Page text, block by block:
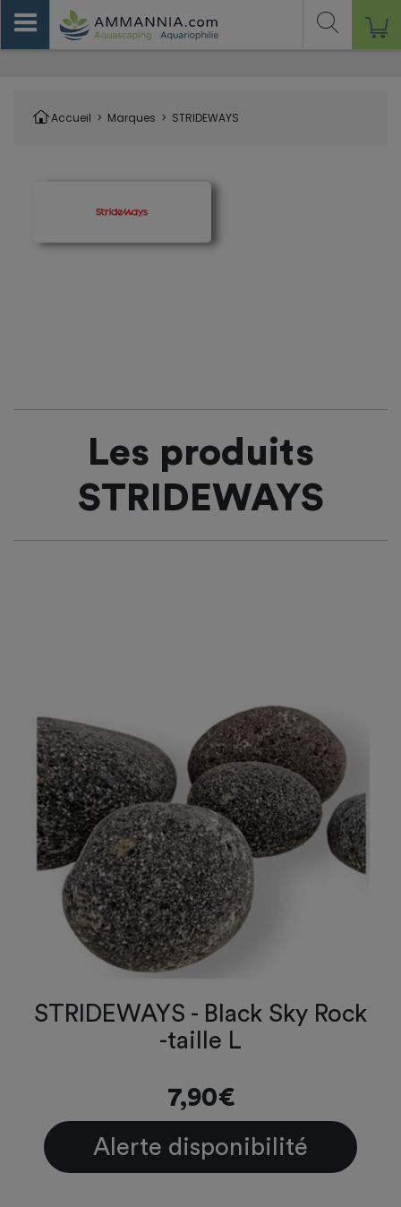
Accueil > Marques > STRIDEWAYS
Les produits
STRIDEWAYS
STRIDEWAYS - Black Sky Rock
-taille L
7,90€
Alerte disponibilité